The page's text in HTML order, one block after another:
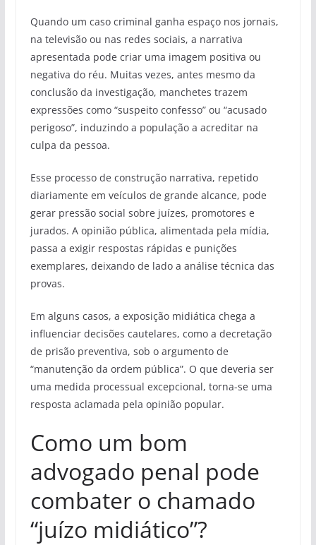
Quando um caso criminal ganha espaço nos jornais,
na televisão ou nas redes sociais, a narrativa
apresentada pode criar uma imagem positiva ou
negativa do réu. Muitas vezes, antes mesmo da
conclusão da investigação, manchetes trazem
expressões como “suspeito confesso” ou “acusado
perigoso”, induzindo a população a acreditar na
culpa da pessoa.
Esse processo de construção narrativa, repetido
diariamente em veículos de grande alcance, pode
gerar pressão social sobre juízes, promotores e
jurados. A opinião pública, alimentada pela mídia,
passa a exigir respostas rápidas e punições
exemplares, deixando de lado a análise técnica das
provas.
Em alguns casos, a exposição midiática chega a
influenciar decisões cautelares, como a decretação
de prisão preventiva, sob o argumento de
“manutenção da ordem pública”. O que deveria ser
uma medida processual excepcional, torna-se uma
resposta aclamada pela opinião popular.
Como um bom
advogado penal pode
combater o chamado
“juízo midiático”?